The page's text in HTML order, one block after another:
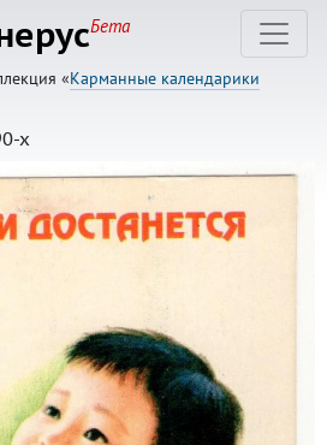
Бета
«Карманные календарики
х